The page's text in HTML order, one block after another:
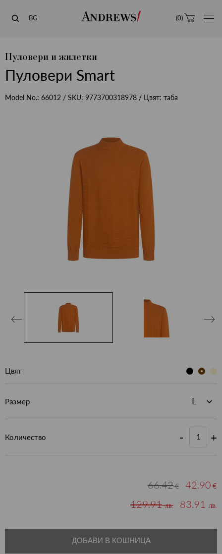
Andrews
BG (0)
Пуловери и жилетки
Пуловери Smart
Model No.: 66012 / SKU: 9773700318978 / Цвят: таба
Цвят
Размер
Количество - +
66.42€ 42.90 €
129.91лв. 83.91 лв.
ДОБАВИ В КОШНИЦА